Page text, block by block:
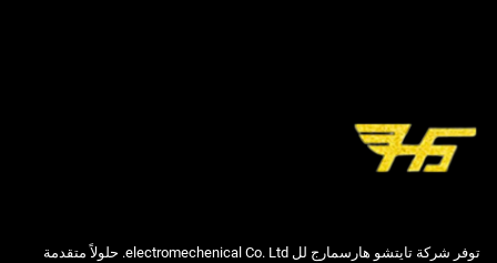
توفر شركة تايتشو هارسمارج لل electromechenical Co. Ltd. حلولاً متقدمة